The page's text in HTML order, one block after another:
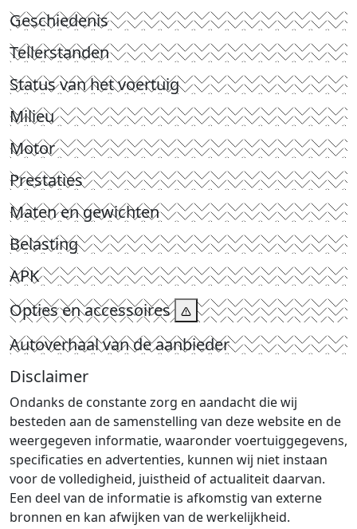
Geschiedenis
Tellerstanden
Status van het voertuig
Milieu
Motor
Prestaties
Maten en gewichten
Belasting
APK
Opties en accessoires
Autoverhaal van de aanbieder
Disclaimer
Ondanks de constante zorg en aandacht die wij
besteden aan de samenstelling van deze website en de
weergegeven informatie, waaronder voertuiggegevens,
specificaties en advertenties, kunnen wij niet instaan
voor de volledigheid, juistheid of actualiteit daarvan.
Een deel van de informatie is afkomstig van externe
bronnen en kan afwijken van de werkelijkheid.